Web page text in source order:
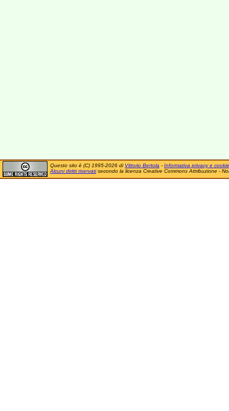
Questo sito è (C) 1995-2026 di Vittorio Bertola - Informativa privacy e cookie
Alcuni diritti riservatisecondo la licenza Creative Commons Attribuzione -